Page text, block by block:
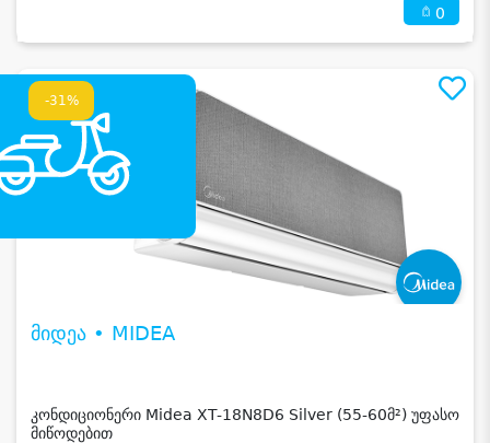
0
-31%
მიდეა • MIDEA
კონდიციონერი Midea XT-18N8D6 Silver (55-60მ²) უფასო
მიწოდებით